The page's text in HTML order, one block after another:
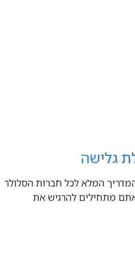
גלישה
המלא לכל חברות הסלולר
מתחילים להרגיש את